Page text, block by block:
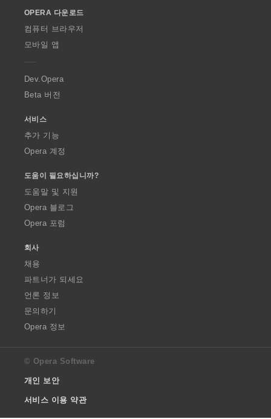
w
O
p
a
OPERA 다운로드
컴퓨터 브라우저
모바일 앱
Dev.Opera
Beta 버전
서비스
추가 기능
Opera 계정
도움이 필요하십니까?
도움말 및 지원
Opera 블로그
Opera 포럼
회사
채용
파트너가 되세요
언론 정보
문의하기
Opera 정보
© Opera Software
개인 보안
서비스 이용 약관